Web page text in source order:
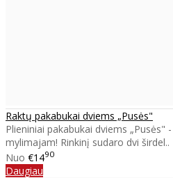
Raktų pakabukai dviems „Pusės"
Plieniniai pakabukai dviems
mylimajam! Rinkinį sudaro dvi širdel..
Nuo €1490
Daugiau